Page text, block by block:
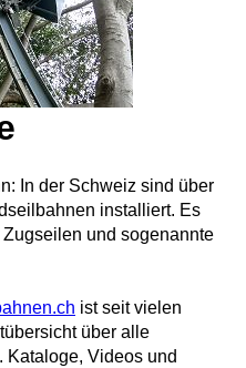
In der Schweiz sind über
installiert. Es
und sogenannte
ist seit vielen
über alle
Kataloge, Videos und